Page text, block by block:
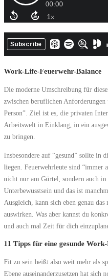
Work-Life-Feuerwehr-Balance
Die moderne Umschreibung für
zwischen beruflichen
Person”. Ziel ist es, die privaten
Arbeitswelt in Einklang, in ein
zu bringen.
Insbesondere auf “gesund” sollte in
liegen. Feuerwehrleute sind “immer
nicht nur am Gürtel, sondern auch
Unterbewusstsein und das ist
Ausgleich, kann sich eben genau
auswirken. Was aber kannst du
und auch mal Zeit für dich
11 Tipps für eine gesunde
Fit zu sein heißt also weit mehr als
Ebene auseinanderzusetzen hat sich